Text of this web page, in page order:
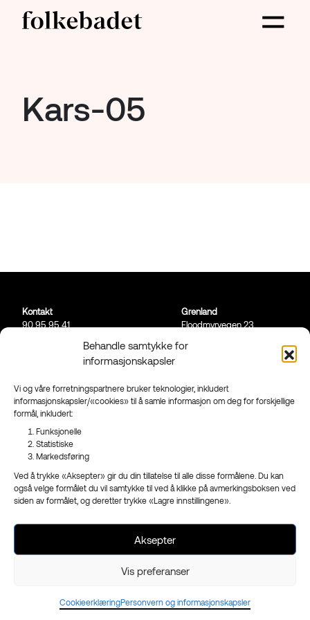
Behandle samtykke for
informasjonskapsler
Vi og våre forretningspartnere bruker teknologier, inkludert
informasjonskapsler/«cookies» til å samle informasjon om deg for forskjellige
formål, inkludert:
Funksjonelle
Statistiske
Markedsføring
Ved å trykke «Aksepter» gir du din tillatelse til alle disse formålene. Du kan
også velge formålet du vil samtykke til ved å klikke på avmerkingsboksen ved
siden av formålet, og deretter trykke «Lagre innstillingene».
Aksepter
Vis preferanser
CookieerklæringPersonvern og informasjonskapsler
Kars-05
Kontakt
90 95 95 41
Grenland
Floodmyrvegen 23,
3223 Sandefjord
- en del avReklameservice